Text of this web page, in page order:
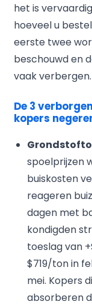
het is
hoeveel u
eerste twee
beschouwd en
vaak verbergen.
De 3
kopers
spoelprijzen
buiskosten
reageren
dagen met
kondigden
toeslag van
$719/ton in
mei. Kopers
absorberen